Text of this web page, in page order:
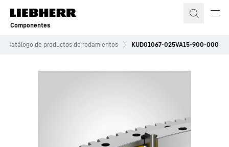
Componentes
Catálogo de productos de rodamientos KUD01067-025VA15-900-000